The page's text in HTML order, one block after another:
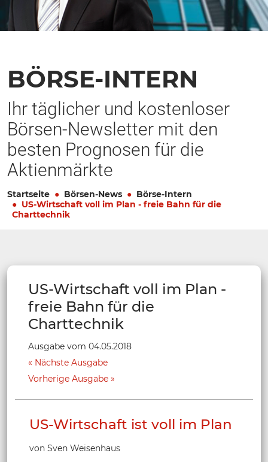
BÖRSE-INTERN
Ihr täglicher und kostenloser
Börsen-Newsletter mit den
besten Prognosen für die
Aktienmärkte
Startseite Börsen-News
Börse-Intern
US-Wirtschaft voll im Plan - freie Bahn für die
Charttechnik
US-Wirtschaft voll im Plan -
freie Bahn für die
Charttechnik
Ausgabe vom 04.05.2018
Nächste Ausgabe
Vorherige Ausgabe
US-Wirtschaft ist voll im Plan
von Sven Weisenhaus